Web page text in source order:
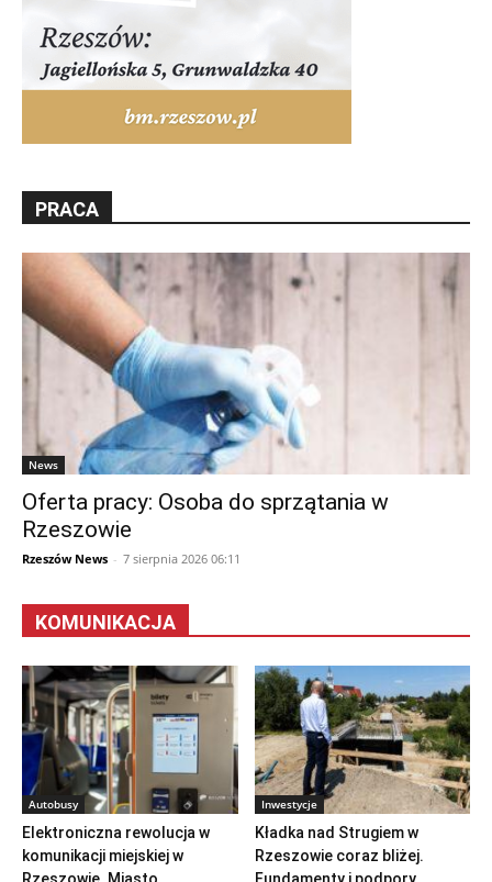
PRACA
News
Oferta pracy: Osoba do sprzątania w
Rzeszowie
Rzeszów News - 7 sierpnia 2026 06:11
KOMUNIKACJA
Autobusy
Elektroniczna rewolucja w
komunikacji miejskiej w
Inwestycje
Kładka nad Strugiem w
Rzeszowie coraz bliżej.